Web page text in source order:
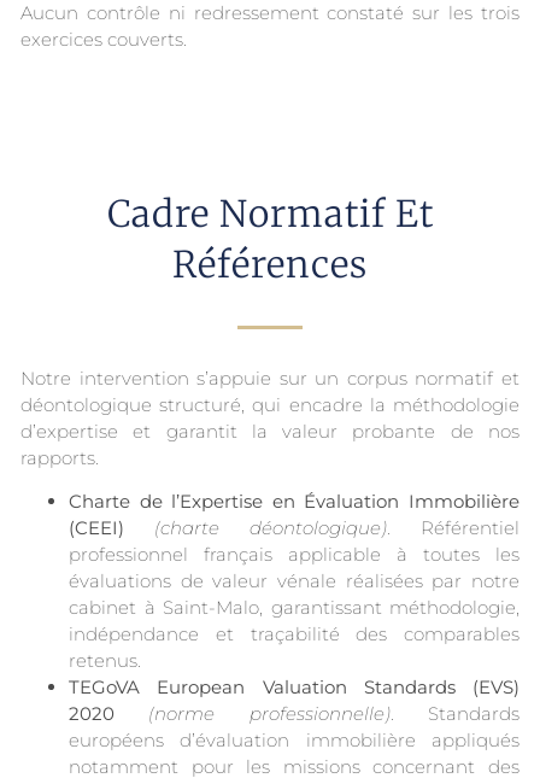
Aucun contrôle ni redressement constaté sur les trois
exercices couverts.
Cadre Normatif Et
Références
Notre intervention s’appuie sur un corpus normatif et
déontologique structuré, qui encadre la méthodologie
d’expertise et garantit la valeur probante de nos
rapports.
Charte de l’Expertise en Évaluation Immobilière
(CEEI)
(charte déontologique). Référentiel
professionnel français applicable à toutes les
évaluations de valeur vénale réalisées par notre
cabinet à Saint-Malo, garantissant méthodologie,
indépendance et traçabilité des comparables
retenus.
TEGoVA European Valuation Standards (EVS)
2020
(norme professionnelle). Standards
européens d’évaluation immobilière appliqués
notamment pour les missions concernant des